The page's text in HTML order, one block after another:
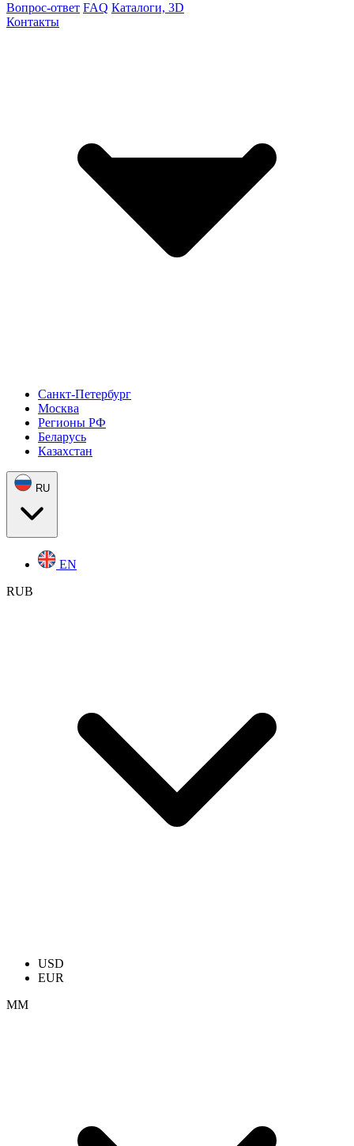
Вопрос-ответ FAQ Каталоги, 3D
Контакты
Санкт-Петербург
Москва
Регионы РФ
Беларусь
Казахстан
RU
EN
RUB
USD
EUR
ММ